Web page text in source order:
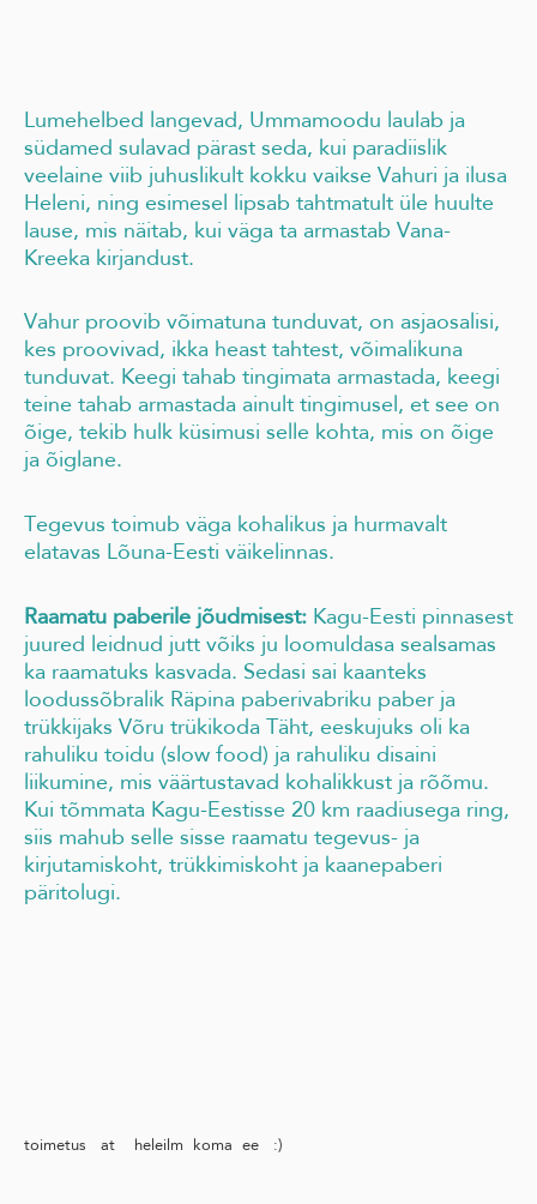
Lumehelbed langevad, Ummamoodu laulab ja
südamed sulavad pärast seda, kui paradiislik
veelaine viib juhuslikult kokku vaikse Vahuri ja ilusa
Heleni, ning esimesel lipsab tahtmatult üle huulte
lause, mis näitab, kui väga ta armastab Vana-
Kreeka kirjandust.
Vahur proovib võimatuna tunduvat, on asjaosalisi,
kes proovivad, ikka heast tahtest, võimalikuna
tunduvat. Keegi tahab tingimata armastada, keegi
teine tahab armastada ainult tingimusel, et see on
õige, tekib hulk küsimusi selle kohta, mis on õige
ja õiglane.
Tegevus toimub väga kohalikus ja hurmavalt
elatavas Lõuna-Eesti väikelinnas.
Raamatu paberile jõudmisest: Kagu-Eesti pinnasest
juured leidnud jutt võiks ju loomuldasa sealsamas
ka raamatuks kasvada. Sedasi sai kaanteks
loodussõbralik Räpina paberivabriku paber ja
trükkijaks Võru trükikoda Täht, eeskujuks oli ka
rahuliku toidu (slow food) ja rahuliku disaini
liikumine, mis väärtustavad kohalikkust ja rõõmu.
Kui tõmmata Kagu-Eestisse 20 km raadiusega ring,
siis mahub selle sisse raamatu tegevus- ja
kirjutamiskoht, trükkimiskoht ja kaanepaberi
päritolugi.
toimetus at heleilm koma ee :)